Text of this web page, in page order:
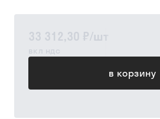
33 312,30 ₽/шт
вкл ндс
в корзину